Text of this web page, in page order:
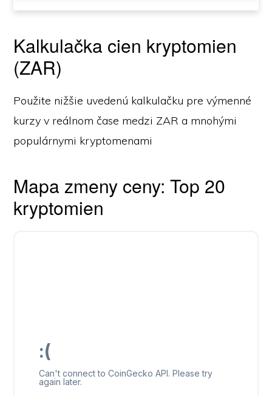
Kalkulačka cien kryptomien
(ZAR)
Použite nižšie uvedenú kalkulačku pre výmenné
kurzy v reálnom čase medzi ZAR a mnohými
populárnymi kryptomenami
Mapa zmeny ceny: Top 20
kryptomien